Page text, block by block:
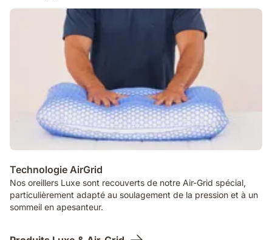
Technologie AirGrid
Nos oreillers Luxe sont recouverts de notre Air-Grid spécial,
particulièrement adapté au soulagement de la pression et à un
sommeil en apesanteur.